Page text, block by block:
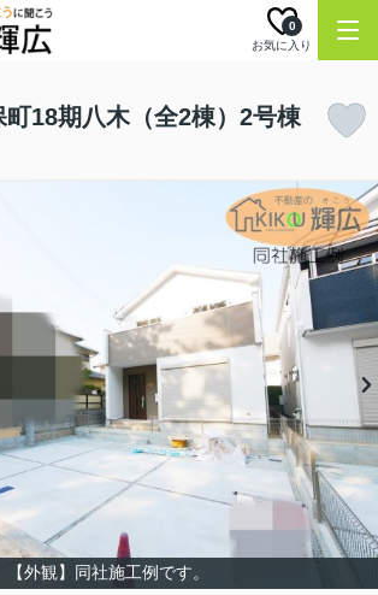
お気に入り
0
町18期八木（全2棟）2号棟
【外観】同社施工例です。